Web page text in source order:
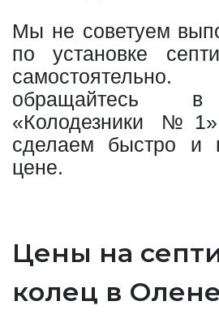
Мы не советуем
по установке
обращайтесь
«Колодезники
сделаем быстро и
цене.
Цены на
колец в